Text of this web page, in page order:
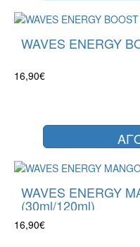
WAVES ENERGY
16,90€
WAVES ENERGY
(30ml/120ml)
16,90€